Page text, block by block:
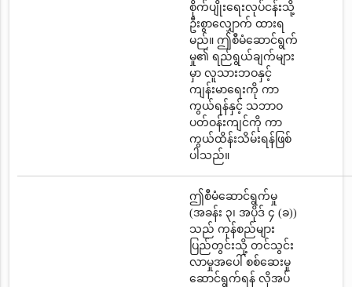
စိုက်ပျိုးရေးလုပ်ငန်းသို့
ဦးစွာလျှောက် ထားရ
မည်။ ဤစီမံဆောင်ရွက်
မှု၏ ရည်ရွယ်ချက်များ
မှာ လူသားဘဝနှင့်
ကျန်းမာရေးကို ကာ
ကွယ်ရန်နှင့် သဘာဝ
ပတ်ဝန်းကျင်ကို ကာ
ကွယ်ထိန်းသိမ်းရန်ဖြစ်
ပါသည်။
ဤစီမံဆောင်ရွက်မှု
(အခန်း ၃၊ အပိုဒ် ၄ (ခ))
သည် ကုန်စည်များ
ပြည်တွင်းသို့ တင်သွင်း
လာမှုအပေါ် စစ်ဆေးမှု
ဆောင်ရွက်ရန် လိုအပ်